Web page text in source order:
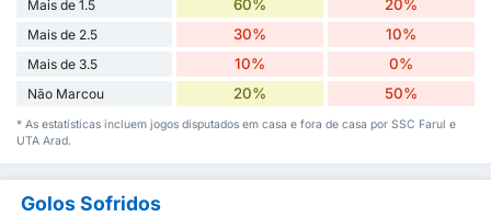
Mais de 1.5 60% 20%
Mais de 2.5 30% 10%
Mais de 3.5 10% 0%
Não Marcou 20% 50%
* As estatísticas incluem jogos disputados em casa e fora de casa por SSC Farul e
UTA Arad.
Golos Sofridos